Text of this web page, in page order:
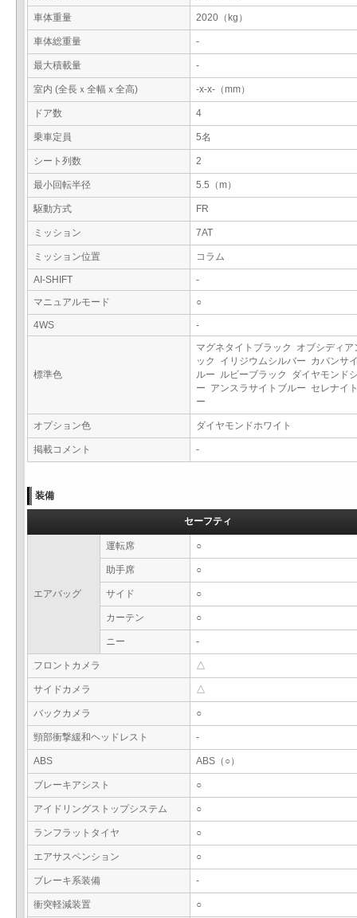
車体重量 2020（kg）
車体総重量 -
最大積載量 -
室内 (全長ｘ全幅ｘ全高) -x-x-（mm）
ドア数 4
乗車定員 5名
シート列数 2
最小回転半径 5.5（m）
駆動方式 FR
ミッション 7AT
ミッション位置 コラム
AI-SHIFT
-
マニュアルモード
○
4WS -
標準色
マグネタイトブラック オブシディア
ック イリジウムシルバー カバンサ
ルー ルビーブラック ダイヤモンド
ー アンスラサイトブルー セレナイ
ー
オプション色 ダイヤモンドホワイト
掲載コメント -
装備
セーフティ
エアバッグ
運転席 ○
助手席 ○
サイド ○
カーテン ○
ニー -
フロントカメラ △
サイドカメラ △
バックカメラ ○
頸部衝撃緩和ヘッドレスト -
ABS ABS（○）
ブレーキアシスト ○
アイドリングストップシステム ○
ランフラットタイヤ ○
エアサスペンション ○
ブレーキ系装備 -
衝突軽減装置 ○